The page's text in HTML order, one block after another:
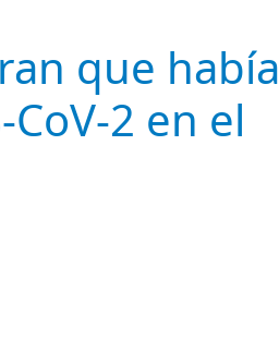
que había
2 en el